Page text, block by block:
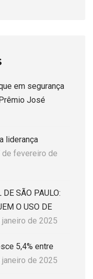
em segurança
José
liderança
de fevereiro de
SÃO PAULO:
O USO DE
de 2025
5,4% entre
janeiro de 2025